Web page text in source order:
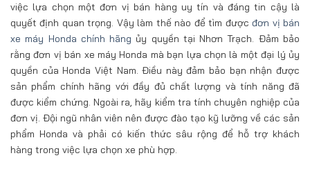
việc lựa chọn một đơn vị bán hàng uy tín và đáng tin cậy là
quyết định quan trọng. Vậy làm thế nào để tìm đượcđơn vị bán
xe máy Honda chính hãng ủy quyền tại Nhơn Trạch. Đảm bảo
rằng đơn vị bán xe máy Honda mà bạn lựa chọn là một đại lý ủy
quyền của Honda Việt Nam. Điều này đảm bảo bạn nhận được
sản phẩm chính hãng với đầy đủ chất lượng và tính năng đã
được kiểm chứng. Ngoài ra, hãy kiểm tra tính chuyên nghiệp của
đơn vị. Đội ngũ nhân viên nên được đào tạo kỹ lưỡng về các sản
phẩm Honda và phải có kiến thức sâu rộng để hỗ trợ khách
hàng trong việc lựa chọn xe phù hợp.